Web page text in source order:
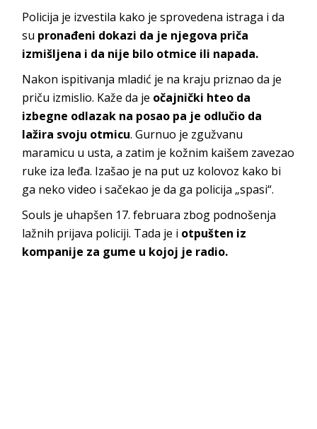
Policija je izvestila kako je sprovedena istraga i da
su pronađeni dokazi da je njegova priča
izmišljena i da nije bilo otmice ili napada.
Nakon ispitivanja mladić je na kraju priznao da je
priču izmislio. Kaže da je očajnički hteo da
izbegne odlazak na posao pa je odlučio da
lažira svoju otmicu. Gurnuo je zgužvanu
maramicu u usta, a zatim je kožnim kaišem zavezao
ruke iza leđa. Izašao je na put uz kolovoz kako bi
ga neko video i sačekao je da ga policija „spasi“.
Souls je uhapšen 17. februara zbog podnošenja
lažnih prijava policiji. Tada je i otpušten iz
kompanije za gume u kojoj je radio.